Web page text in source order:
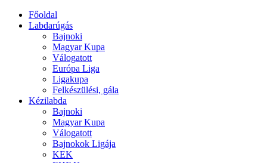
Főoldal
Labdarúgás
Bajnoki
Magyar Kupa
Válogatott
Európa Liga
Ligakupa
Felkészülési, gála
Kézilabda
Bajnoki
Magyar Kupa
Válogatott
Bajnokok Ligája
KEK